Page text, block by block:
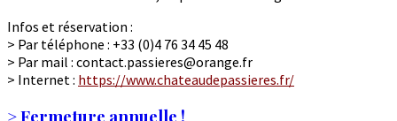
Infos et réservation :
> Par téléphone : +33 (0)4 76 34 45 48
> Par mail : contact.passieres@orange.fr
> Internet : https://www.chateaudepassieres.fr/
> Fermeture annuelle !